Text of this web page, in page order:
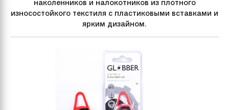
наколенников и налокотников из плотного
износостойкого текстиля с пластиковыми вставками и
ярким дизайном.